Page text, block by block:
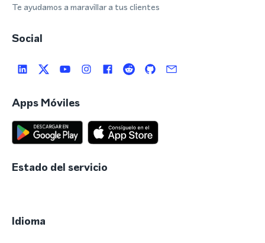
Te ayudamos a maravillar a tus clientes
Social
Apps Móviles
Estado del servicio
Idioma